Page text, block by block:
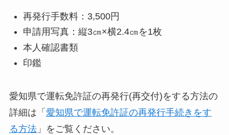
再発行手数料：3,500円
申請用写真：縦3㎝×横2.4㎝を1枚
本人確認書類
印鑑
愛知県で運転免許証の再発行(再交付)をする方法の
詳細は「 愛知県で運転免許証の再発行手続きをす
る方法」をご覧ください。